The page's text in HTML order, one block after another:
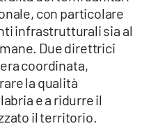
con particolare
infrastrutturali sia al
Due direttrici
coordinata,
la qualità
e a ridurre il
il territorio.